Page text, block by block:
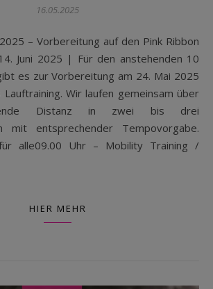
16.05.2025
Juni 2025 | Für den anstehenden 10
es zur Vorbereitung am 24. Mai 2025
Lauftraining. Wir laufen gemeinsam über
Distanz in zwei bis drei
mit entsprechender Tempovorgabe.
alle09.00 Uhr – Mobility Training /
HIER MEHR